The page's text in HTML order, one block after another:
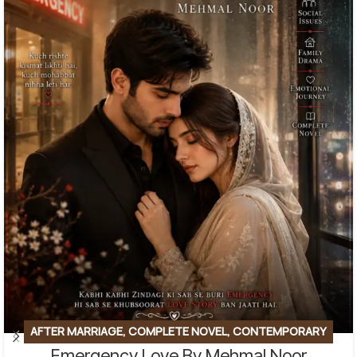
AFTER MARRIAGE, COMPLETE NOVEL, CONTEMPORARY
FICTION,EMOTIONAL FICTION,EMOTIONAL LOVE STORY